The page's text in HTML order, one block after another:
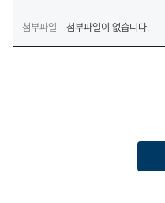
첨부파일
첨부파일이 없습니다.